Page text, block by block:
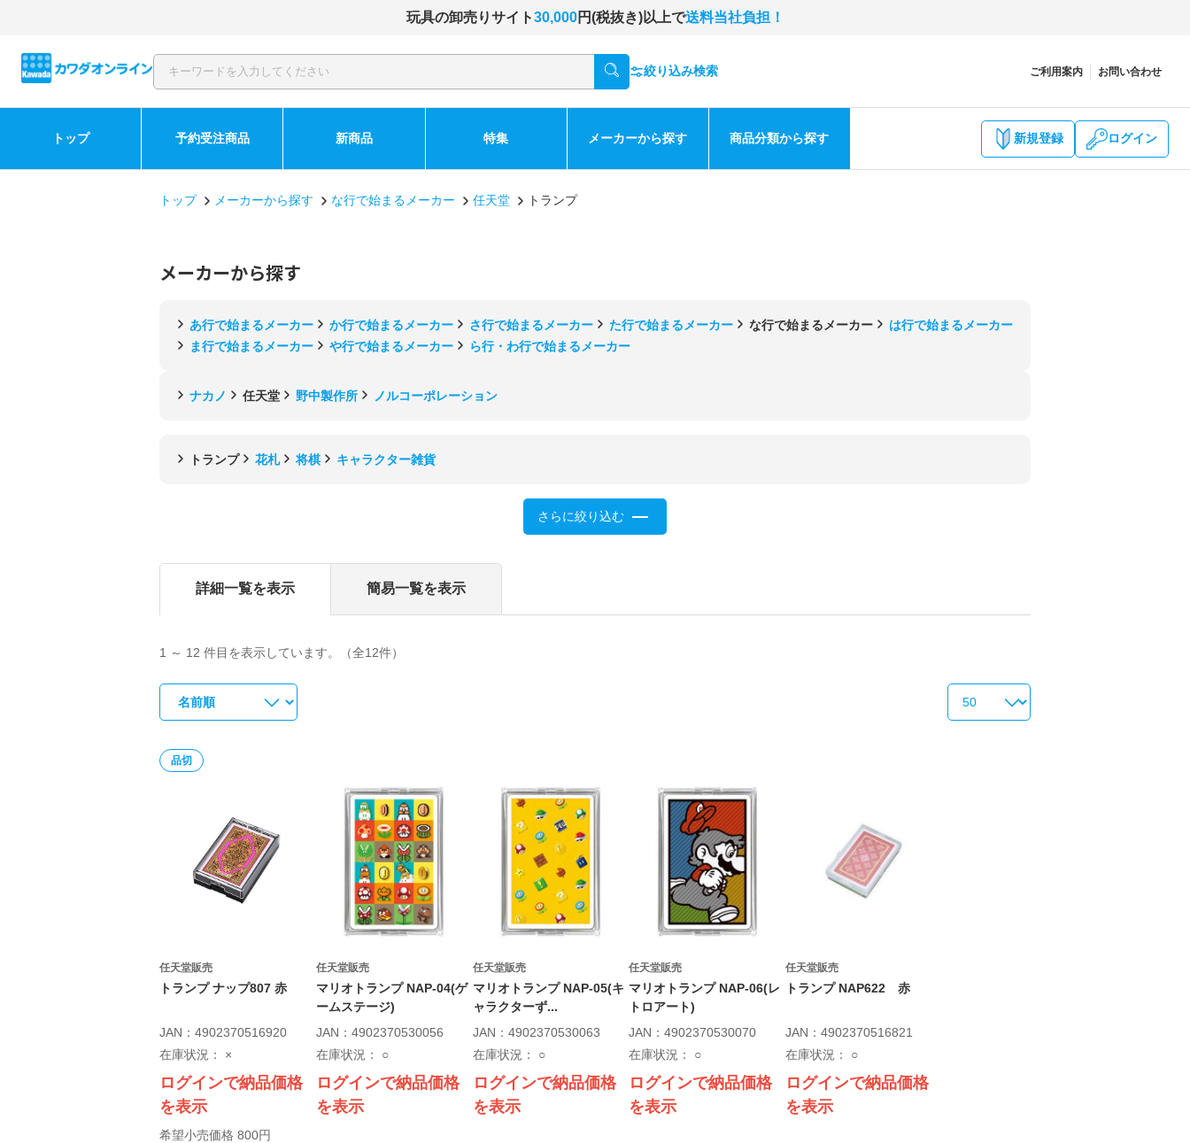
玩具の卸売りサイト30,000円(税抜き)以上で送料当社負担！
絞り込み検索 ご利用案内 お問い合わせ
トップ 予約受注商品 新商品 特集 メーカーから探す 商品分類から探す 新規登録 ログイン
トップ メーカーから探す な行で始まるメーカー 任天堂 トランプ
メーカーから探す
あ行で始まるメーカー か行で始まるメーカー さ行で始まるメーカー た行で始まるメーカー な行で始まるメーカー
は行で始まるメーカー
ま行で始まるメーカー
や行で始まるメーカー ら行・わ行で始まるメーカー
ナカノ 任天堂 野中製作所 ノルコーポレーション
トランプ 花札 将棋 キャラクター雑貨
さらに絞り込む
詳細一覧を表示 簡易一覧を表示
1 ～ 12 件目を表示しています。（全12件）
品切
任天堂販売
トランプ ナップ807 赤
JAN：4902370516920
在庫状況： ×
ログインで納品価格
を表示
希望小売価格 800円
任天堂販売
マリオトランプ NAP-04(ゲ
ームステージ)
JAN：4902370530056
在庫状況： ○
ログインで納品価格
を表示
任天堂販売
マリオトランプ NAP-05(キ
ャラクターず...
JAN：4902370530063
在庫状況： ○
ログインで納品価格
を表示
任天堂販売
マリオトランプ NAP-06(レ
トロアート)
JAN：4902370530070
在庫状況： ○
ログインで納品価格
を表示
任天堂販売
トランプ NAP622 赤
JAN：4902370516821
在庫状況： ○
ログインで納品価格
を表示